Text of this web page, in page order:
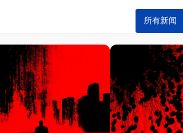
所有新闻